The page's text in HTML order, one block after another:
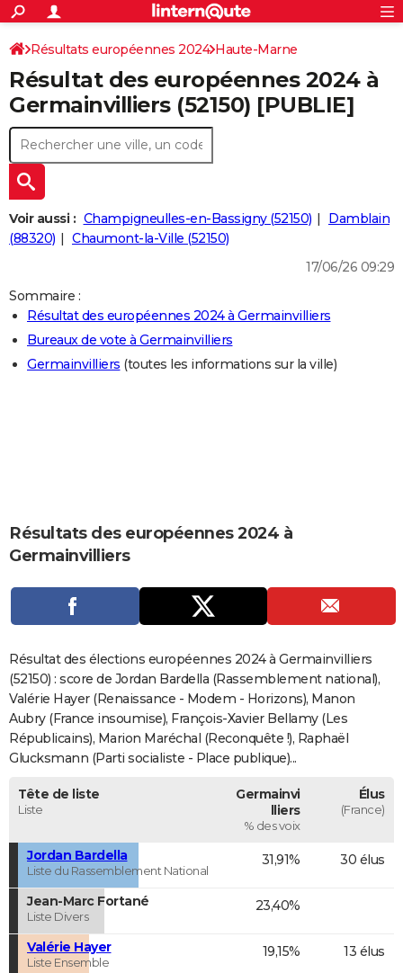
ACTUALITÉS
Politique
Société
Faits Divers
Education
Monde
Villes
+
SPORT
Coupe du monde 2026
Football
Tennis
Cyclisme
Rugby
Forum
Programme TV
TNT
Streaming
Cinéma
Sorties cinéma
Musique
+
FINANCE
Retraite
Impôts
Epargne
Immobilier
Risques naturels par ville
Banque
Assurance
Crédit
AUTO
Essais
Réserver un essai
Citadines
Berlines
SUV
Forum auto
+
HIGH-TECH
Mobiles
Meilleur smartphone
Internet
Ordinateurs
Jeux vidéo
Guide high-tech
+
BRICOLAGE
Guides de France
Escapades
Patrimoine
Expositions
Musées
Week-end nature
LIFESTYLE
Art de vivre
Bien-être
Loisirs
Mode
Modes de vie
CARTE DE VOEUX
Carte de Noël
Carte Bonne année
Carte Saint-Valentin
Carte Pâques
Carte d'anniversaire
Dictionnaire
Biographies
Expressions
Proverbes
PROGRAMME TV
S'inscrire
Se connecter
Lycées
Collèges
Primaires
Universités
Entreprises
Service militaire
Avis de recherche
AVIS DE DÉCÈS
FORUM
Bricolage
Lifestyle
Culture
SportAuto
Television
Voyage
Cinema
S'inscrire
Connexion
Résultats européennes 2024 Haute-Marne
Résultat des européennes 2024 à
Germainvilliers (52150) [PUBLIE]
Voir aussi : Champigneulles-en-Bassigny (52150)
Damblain
(88320)
Chaumont-la-Ville (52150)
17/06/26 09:29
Sommaire :
Résultat des européennes 2024 à Germainvilliers
Bureaux de vote à Germainvilliers
Germainvilliers (toutes les informations sur la ville)
Résultats des européennes 2024 à
Germainvilliers
Résultat des élections européennes 2024 à Germainvilliers
(52150) : score de Jordan Bardella (Rassemblement national),
Valérie Hayer (Renaissance - Modem - Horizons), Manon
Aubry (France insoumise), François-Xavier Bellamy (Les
Républicains), Marion Maréchal (Reconquête !), Raphaël
Glucksmann (Parti socialiste - Place publique)...
Tête de liste
Liste
Germainvi
lliers
% des voix
Élus
(France)
Jordan Bardella
Liste du Rassemblement National
31,91% 30 élus
Jean-Marc Fortané
Liste Divers
23,40%
Valérie Hayer
Liste Ensemble
19,15% 13 élus